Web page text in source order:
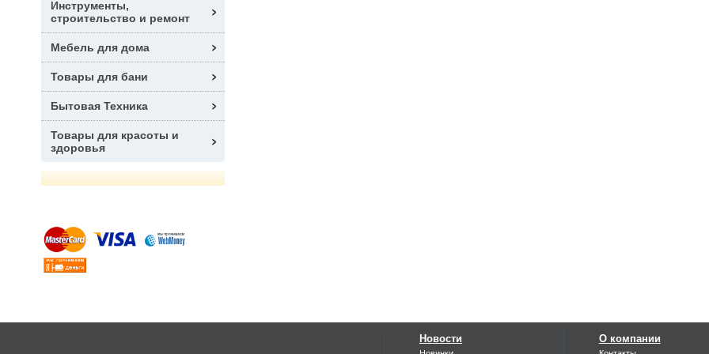
Инструменты,
строительство и ремонт
Мебель для дома
Товары для бани
Бытовая Техника
Товары для красоты и
здоровья
Новости О компании